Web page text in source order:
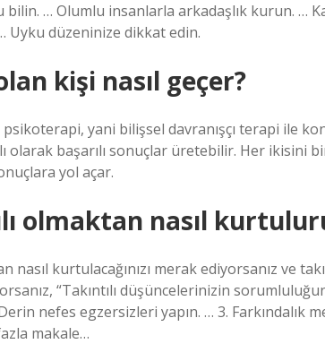
… Olumlu insanlarla arkadaşlık kurun. …
Uyku düzeninize dikkat edin.
kişi nasıl geçer?
psikoterapi, yani bilişsel davranışçı terapi ile
olarak başarılı sonuçlar üretebilir. Her ikisini
yol açar.
olmaktan nasıl
nasıl kurtulacağınızı merak ediyorsanız ve
“Takıntılı düşüncelerinizin
nefes egzersizleri yapın. … 3. Farkındalık
makale…